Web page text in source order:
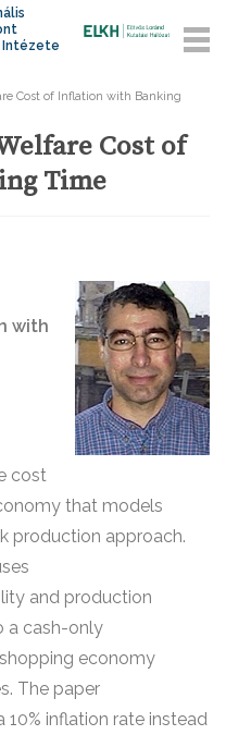
Intézete
Cost of Inflation with Banking
Cost of
Time
with
cost
that models
production approach.
and production
a cash-only
economy
The paper
inflation rate instead